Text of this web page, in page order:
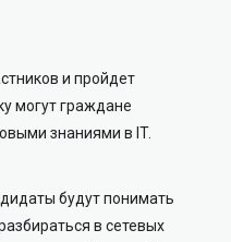
и пройдет
могут граждане
знаниями в IT.
будут понимать
в сетевых